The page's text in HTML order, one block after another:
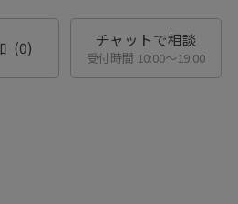
(0) チャットで相談
受付時間 10:00〜19:00